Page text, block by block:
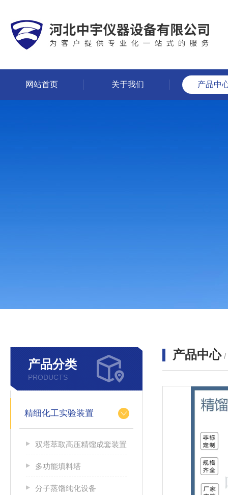
网站首页 关于我们 产品中
产品分类
PRODUCTS
精细化工实验装置
双塔萃取高压精馏成套装置
多功能填料塔
分子蒸馏纯化设备
产品中心 /